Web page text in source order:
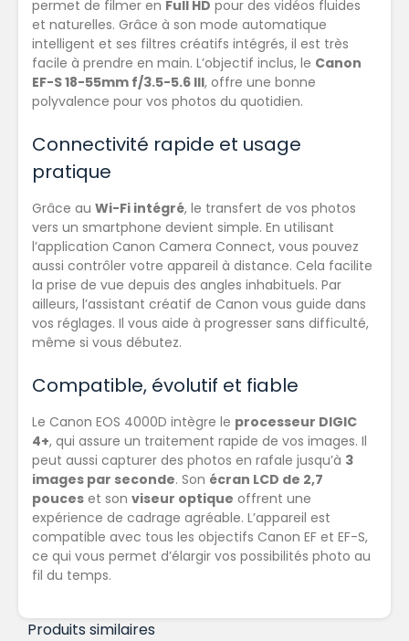
permet de filmer en Full HD pour des vidéos fluides
et naturelles. Grâce à son mode automatique
intelligent et ses filtres créatifs intégrés, il est très
facile à prendre en main. L’objectif inclus, le Canon
EF-S 18-55mm f/3.5-5.6 III, offre une bonne
polyvalence pour vos photos du quotidien.
Connectivité rapide et usage
pratique
Grâce au Wi-Fi intégré, le transfert de vos photos
vers un smartphone devient simple. En utilisant
l’application Canon Camera Connect, vous pouvez
aussi contrôler votre appareil à distance. Cela facilite
la prise de vue depuis des angles inhabituels. Par
ailleurs, l’assistant créatif de Canon vous guide dans
vos réglages. Il vous aide à progresser sans difficulté,
même si vous débutez.
Compatible, évolutif et fiable
Le Canon EOS 4000D intègre le processeur DIGIC
4+, qui assure un traitement rapide de vos images. Il
peut aussi capturer des photos en rafale jusqu’à 3
images par seconde. Son écran LCD de 2,7
pouces et son viseur optique offrent une
expérience de cadrage agréable. L’appareil est
compatible avec tous les objectifs Canon EF et EF-S,
ce qui vous permet d’élargir vos possibilités photo au
fil du temps.
Produits similaires